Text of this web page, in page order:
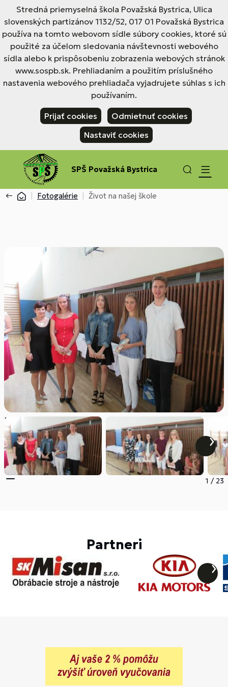
Stredná priemyselná škola Považská Bystrica, Ulica
slovenských partizánov 1132/52, 017 01 Považská Bystrica
používa na tomto webovom sídle súbory cookies, ktoré sú
použité za účelom sledovania návštevnosti webového
sídla alebo k prispôsobeniu zobrazenia webových stránok
www.sospb.sk. Prehliadaním a použitím príslušného
nastavenia webového prehliadača vyjadrujete súhlas s ich
používaním.
Prijať cookies
Odmietnuť cookies
Nastaviť cookies
SPŠ Považská Bystrica
Fotogalérie Život na našej škole
1 / 23
Partneri